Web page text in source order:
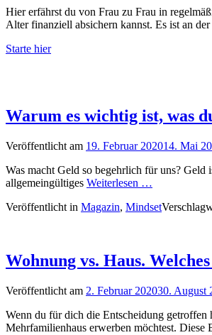
Hier erfährst du von Frau zu Frau in
Alter finanziell absichern kannst. Es ist an
Starte hier
Warum es wichtig ist, was
Veröffentlicht am 19. Februar 202014. Mai
Was macht Geld so begehrlich für uns? Geld
allgemeingültiges Weiterlesen …
Veröffentlicht in Magazin, Mindset
Wohnung vs. Haus.
Veröffentlicht am 2. Februar 202030. August
Wenn du für dich die Entscheidung getroffen
Mehrfamilienhaus erwerben möchtest. Diese